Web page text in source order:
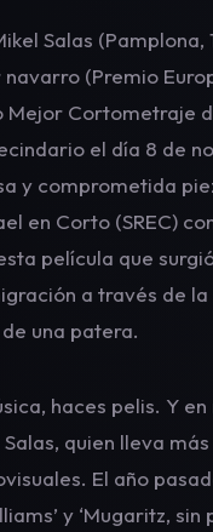
Salas
(Premio
Mejor Cortometraje
el día 8 de
y comprometida
en Corto (SREC)
película que
a través de
una patera.
haces pelis. Y
quien lleva
El año
y ‘Mugaritz, sin